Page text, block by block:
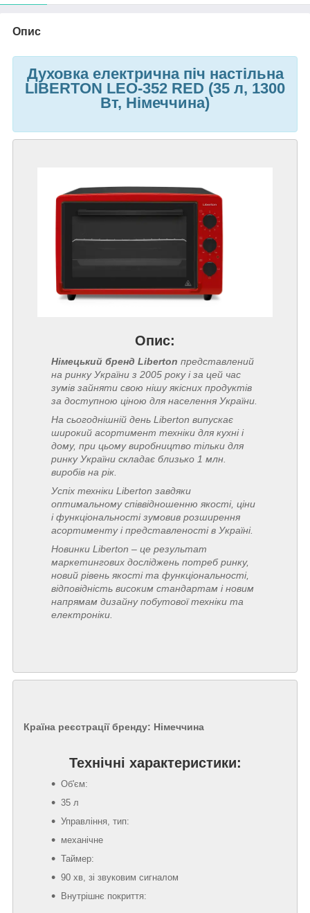
Опис
Духовка електрична піч настільна
LIBERTON LEO-352 RED (35 л, 1300
Вт, Німеччина)
Опис:
Німецький бренд Liberton представлений
на ринку України з 2005 року і за цей час
зумів зайняти свою нішу якісних продуктів
за доступною ціною для населення України.
На сьогоднішній день Liberton випускає
широкий асортимент техніки для кухні і
дому, при цьому виробництво тільки для
ринку України складає близько 1 млн.
виробів на рік.
Успіх техніки Liberton завдяки
оптимальному співвідношенню якості, ціни
і функціональності зумовив розширення
асортименту і представленості в Україні.
Новинки Liberton – це результат
маркетингових досліджень потреб ринку,
новий рівень якості та функціональності,
відповідність високим стандартам і новим
напрямам дизайну побутової техніки та
електроніки.
Технічні характеристики:
Об'єм:
35 л
Управління, тип:
механічне
Таймер:
90 хв, зі звуковим сигналом
Внутрішнє покриття:
Країна реєстрації бренду: Німеччина